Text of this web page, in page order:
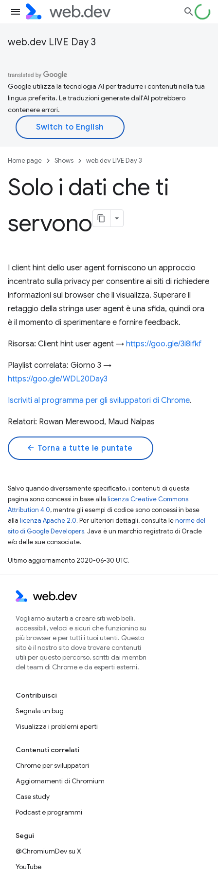
web.dev LIVE Day 3
Google utilizza la tecnologia AI per tradurre i contenuti nella tua
lingua preferita. Le traduzioni generate dall'AI potrebbero
contenere errori.
Home page Shows web.dev LIVE Day 3
Solo i dati che ti
servono
I client hint dello user agent forniscono un approccio
incentrato sulla privacy per consentire ai siti di richiedere
informazioni sul browser che li visualizza. Superare il
retaggio della stringa user agent è una sfida, quindi ora
è il momento di sperimentare e fornire feedback.
Risorsa: Client hint user agent → https://goo.gle/3i8ifkf
Playlist correlata: Giorno 3 →
https://goo.gle/WDL20Day3
Iscriviti al programma per gli sviluppatori di Chrome.
Relatori: Rowan Merewood, Maud Nalpas
arrow_back Torna a tutte le puntate
Salvo quando diversamente specificato, i contenuti di questa
pagina sono concessi in base alla licenza Creative Commons
Attribution 4.0, mentre gli esempi di codice sono concessi in base
alla licenza Apache 2.0. Per ulteriori dettagli, consulta lenorme del
sito di Google Developers. Java è un marchio registrato di Oracle
e/o delle sue consociate.
Ultimo aggiornamento 2020-06-30 UTC.
Vogliamo aiutarti a creare siti web belli,
accessibili, veloci e sicuri che funzionino su
più browser e per tutti i tuoi utenti. Questo
sito è il nostro sito dove trovare contenuti
utili per questo percorso, scritti dai membri
del team di Chrome e da esperti esterni.
Contribuisci
Segnala un bug
Visualizza i problemi aperti
Contenuti correlati
Chrome per sviluppatori
Aggiornamenti di Chromium
Case study
Podcast e programmi
Segui
@ChromiumDev su X
YouTube